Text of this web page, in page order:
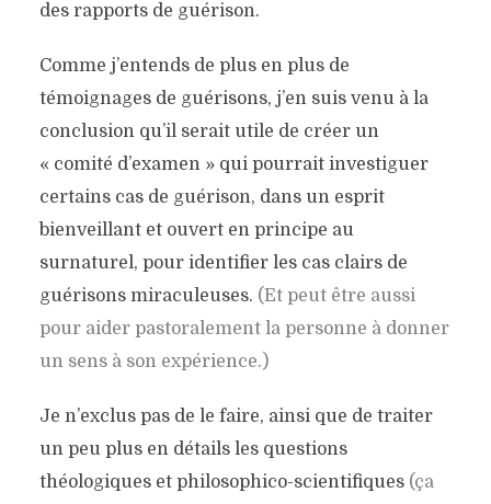
des rapports de guérison.
Comme j’entends de plus en plus de
témoignages de guérisons, j’en suis venu à la
conclusion qu’il serait utile de créer un
« comité d’examen » qui pourrait investiguer
certains cas de guérison, dans un esprit
bienveillant et ouvert en principe au
surnaturel, pour identifier les cas clairs de
guérisons miraculeuses. (Et peut être aussi
pour aider pastoralement la personne à donner
un sens à son expérience.)
Je n’exclus pas de le faire, ainsi que de traiter
un peu plus en détails les questions
théologiques et philosophico-scientifiques (ça